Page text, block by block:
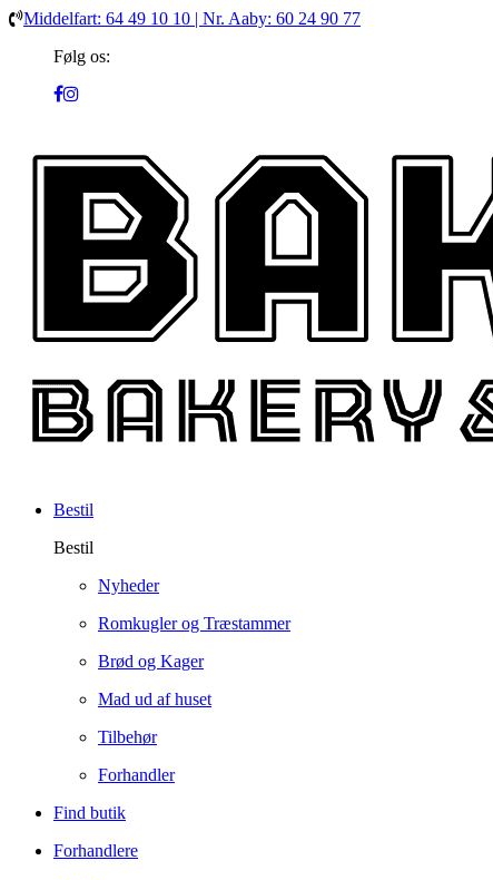
Middelfart: 64 49 10 10 | Nr. Aaby: 60 24 90 77
Følg os:
Bestil
Bestil
Nyheder
Romkugler og Træstammer
Brød og Kager
Mad ud af huset
Tilbehør
Forhandler
Find butik
Forhandlere